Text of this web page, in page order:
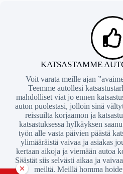
KATSASTAMME
Voit varata meille ajan
Teemme autollesi
mahdolliset viat jo ennen
auton puolestasi, jolloin sinä
reissuilta korjaamon ja
katsastuksessa hylkäyksen
työn alle vasta päivien päästä
ylimääräistä vaivaa ja asiakas
kertaan aikoja ja viemään autoa
Säästät siis selvästi aikaa ja
meiltä. Meillä homma